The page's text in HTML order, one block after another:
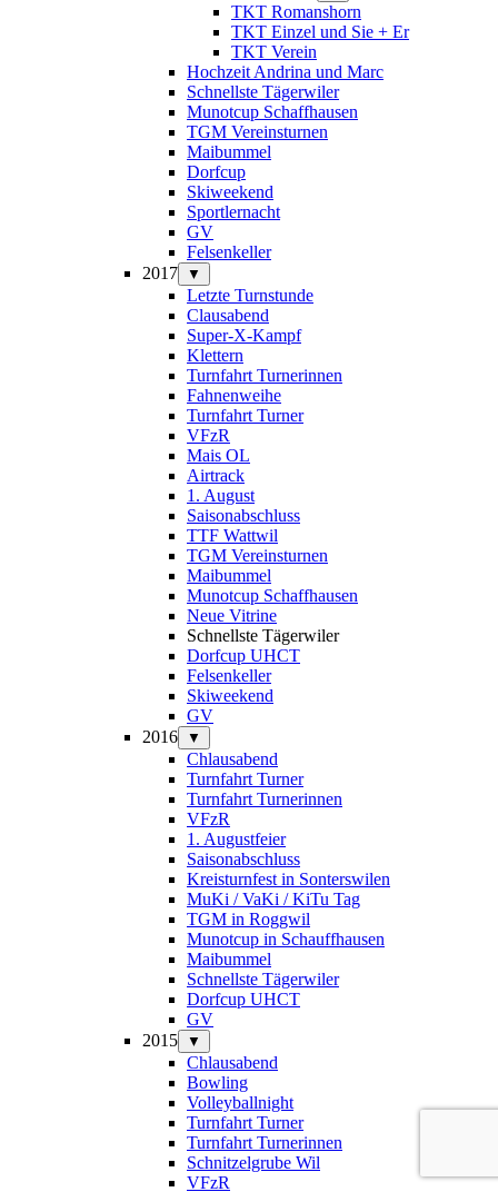
TKT Romanshorn
TKT Einzel und Sie + Er
TKT Verein
Hochzeit Andrina und Marc
Schnellste Tägerwiler
Munotcup Schaffhausen
TGM Vereinsturnen
Maibummel
Dorfcup
Skiweekend
Sportlernacht
GV
Felsenkeller
2017
▼
Letzte Turnstunde
Clausabend
Super-X-Kampf
Klettern
Turnfahrt Turnerinnen
Fahnenweihe
Turnfahrt Turner
VFzR
Mais OL
Airtrack
1. August
Saisonabschluss
TTF Wattwil
TGM Vereinsturnen
Maibummel
Munotcup Schaffhausen
Neue Vitrine
Schnellste Tägerwiler
Dorfcup UHCT
Felsenkeller
Skiweekend
GV
2016
▼
Chlausabend
Turnfahrt Turner
Turnfahrt Turnerinnen
VFzR
1. Augustfeier
Saisonabschluss
Kreisturnfest in Sonterswilen
MuKi / VaKi / KiTu Tag
TGM in Roggwil
Munotcup in Schauffhausen
Maibummel
Schnellste Tägerwiler
Dorfcup UHCT
GV
2015
▼
Chlausabend
Bowling
Volleyballnight
Turnfahrt Turner
Turnfahrt Turnerinnen
Schnitzelgrube Wil
VFzR